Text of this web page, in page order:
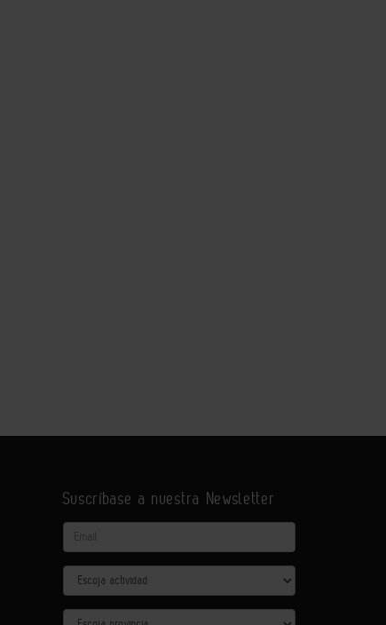
Suscríbase a nuestra Newsletter
Email
Actividad
Provincia